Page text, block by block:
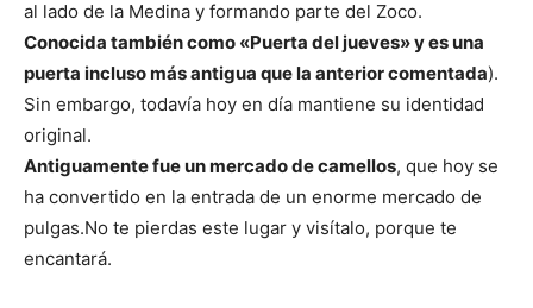
al lado de la Medina y formando parte del Zoco.
Conocida también como «Puerta del jueves» yes una
puerta incluso más antigua que la anterior comentada).
Sin embargo, todavía hoy en día mantiene su identidad
original.
Antiguamente fue un mercado de camellos, que hoy se
ha convertido en la entrada de un enorme mercado de
pulgas.No te pierdas este lugar y visítalo, porque te
encantará.